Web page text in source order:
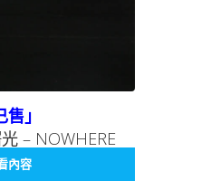
售」
– NOWHERE
無處系列 002
內容